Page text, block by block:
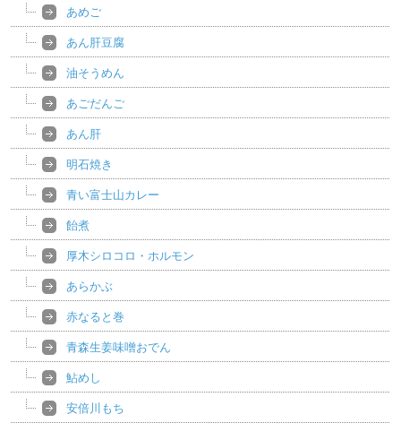
あめご
あん肝豆腐
油そうめん
あごだんご
あん肝
明石焼き
青い富士山カレー
飴煮
厚木シロコロ・ホルモン
あらかぶ
赤なると巻
青森生姜味噌おでん
鮎めし
安倍川もち